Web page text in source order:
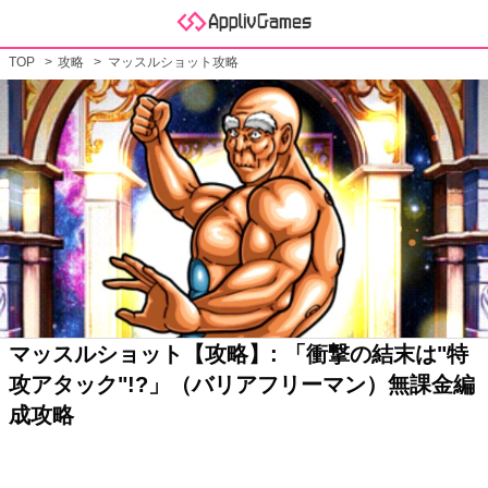
TOP 攻略 マッスルショット攻略
マッスルショット【攻略】: 「衝撃の結末は"特
攻アタック"!?」（バリアフリーマン）無課金編
成攻略